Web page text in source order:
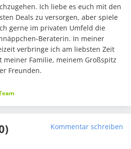
Ich liebe es euch mit den
Deals zu versorgen, aber spiele
gerne im privaten Umfeld die
Beraterin. In meiner
verbringe ich am liebsten Zeit
meiner Familie, meinem Großspitz
Freunden.
Kommentar schreiben